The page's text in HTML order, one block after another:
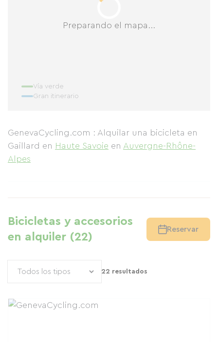
Preparando el mapa...
Vía verde
Gran itinerario
GenevaCycling.com : Alquilar una bicicleta en
Gaillard en Haute Savoie en Auvergne-Rhône-
Alpes
Bicicletas y accesorios
en alquiler (22)
Reservar
22 resultados